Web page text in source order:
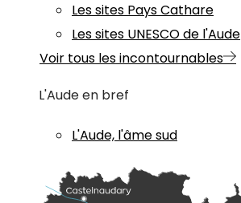
Les sites Pays Cathare
Les sites UNESCO de l'Aude
Voir tous les incontournables
L'Aude en bref
L'Aude, l'âme sud